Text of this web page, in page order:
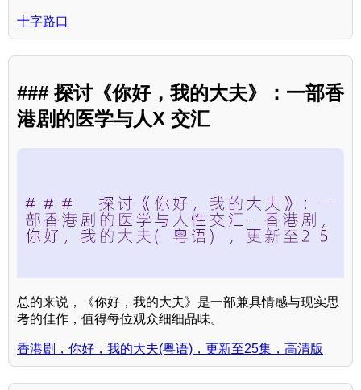
十字路口
### 探讨《你好，我的大夫》：一部香
港剧的医学与人X 交汇
总的来说，《你好，我的大夫》是一部兼具情感与现实思
考的佳作，值得每位观众细细品味。
香港剧，你好，我的大夫(粤语)，更新至25集，高清版